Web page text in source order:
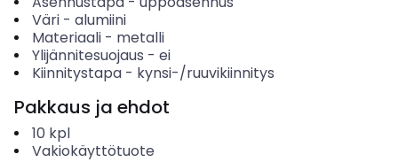
Väri- alumiini
Materiaali- metalli
Ylijännitesuojaus - ei
Kiinnitystapa- kynsi-/ruuvikiinnitys
Pakkaus ja ehdot
10 kpl
Vakiokäyttötuote